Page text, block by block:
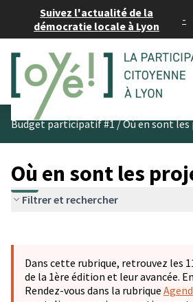
Suivez l'actualité de la
démocratie locale à Lyon
-
Budget participatif #1/Où en sont
Où en sont les
Filtrer et rechercher
−
Dans cette rubrique, retrouvez les
de la 1ère édition et leur avancée.
Rendez-vous dans la rubrique